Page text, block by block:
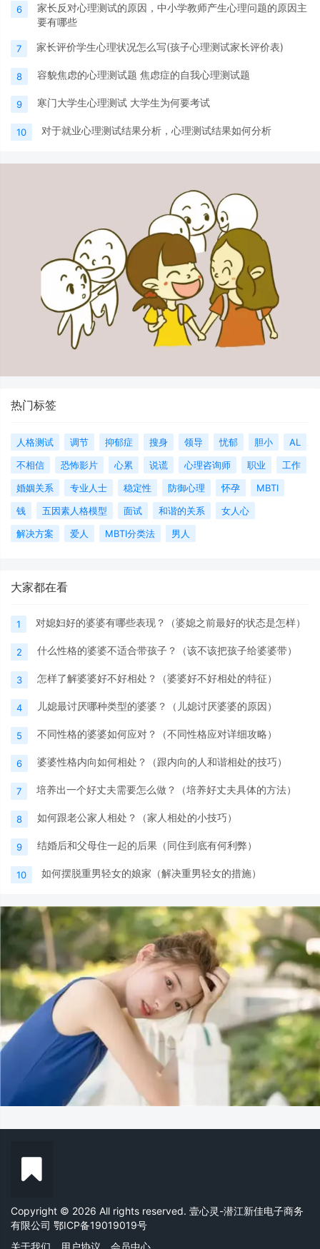
6
家长反对心理测试的原因，中小学教师产生心理问题的原因主
要有哪些
7 家长评价学生心理状况怎么写(孩子心理测试家长评价表)
8 容貌焦虑的心理测试题 焦虑症的自我心理测试题
9 寒门大学生心理测试 大学生为何要考试
10 对于就业心理测试结果分析，心理测试结果如何分析
热门标签
人格测试 调节 抑郁症 搜身 领导 忧郁 胆小
AL
不相信
恐怖影片 心累 说谎 心理咨询师 职业
工作
婚姻关系
专业人士 稳定性 防御心理 怀孕
MBTI
钱
五因素人格模型 面试 和谐的关系
女人心
解决方案
爱人 MBTI分类法 男人
大家都在看
1 对媳妇好的婆婆有哪些表现？（婆媳之前最好的状态是怎样）
2 什么性格的婆婆不适合带孩子？（该不该把孩子给婆婆带）
3 怎样了解婆婆好不好相处？（婆婆好不好相处的特征）
4 儿媳最讨厌哪种类型的婆婆？（儿媳讨厌婆婆的原因）
5 不同性格的婆婆如何应对？（不同性格应对详细攻略）
6 婆婆性格内向如何相处？（跟内向的人和谐相处的技巧）
7 培养出一个好丈夫需要怎么做？（培养好丈夫具体的方法）
8 如何跟老公家人相处？（家人相处的小技巧）
9 结婚后和父母住一起的后果（同住到底有何利弊）
10 如何摆脱重男轻女的娘家（解决重男轻女的措施）
Copyright © 2026 All rights reserved. 壹心灵-潜江新佳电子商务
有限公司 鄂ICP备19019019号